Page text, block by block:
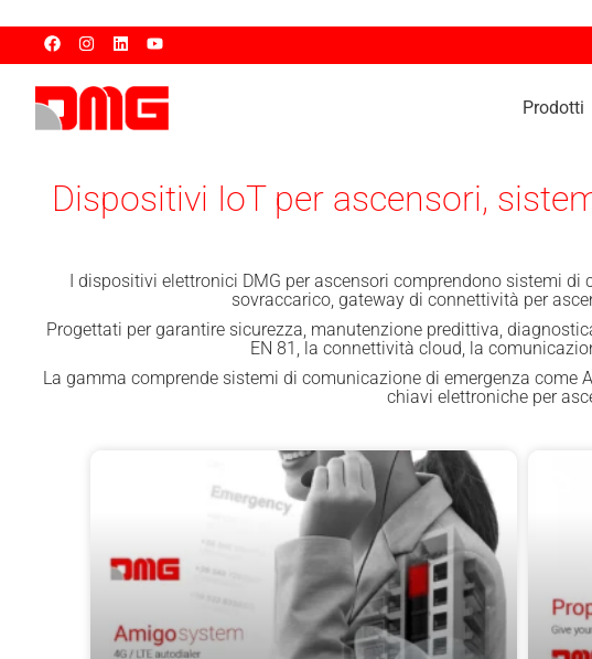
Prodotti
Dispositivi IoT per ascensori,
I dispositivi elettronici DMG per ascensori comprendono sistemi
sovraccarico, gateway di connettività per
Progettati per garantire sicurezza, manutenzione predittiva,
EN 81, la connettività cloud, la
La gamma comprende sistemi di comunicazione di emergenza come
chiavi elettroniche per